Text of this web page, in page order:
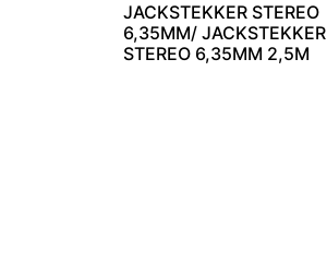
JACKSTEKKER STEREO
6,35MM/ JACKSTEKKER
STEREO 6,35MM 2,5M